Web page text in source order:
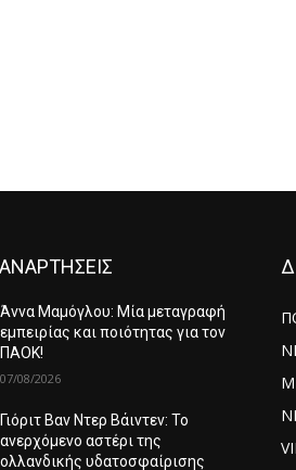
Άννα Μαμόγλου: Μία μεταγραφή
εμπειρίας και ποιότητας για τον
ΠΑΟΚ!
07/08/2026
Γιόριτ Βαν Ντερ Βάιντεν: Το
ανερχόμενο αστέρι της
ολλανδικής υδατοσφαίρισης